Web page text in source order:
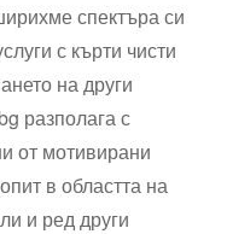
спектъра си
с кърти чисти
на други
разполага с
от мотивирани
в областта на
и ред други